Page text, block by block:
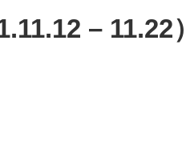
– 11.22）